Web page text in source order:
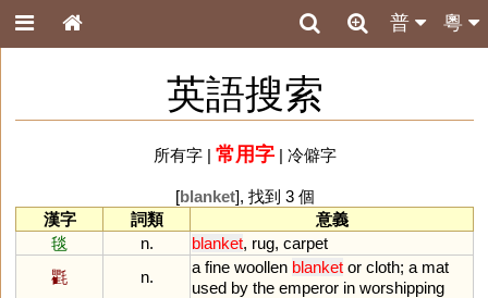
粵
普
英語搜索
所有字| 常用字| 冷僻字
[blanket], 找到 3 個
漢字
詞類
意義
毯
n. blanket, rug, carpet
氍
n.
a fine woollen blanket or cloth; a mat
used by the emperor in worshipping